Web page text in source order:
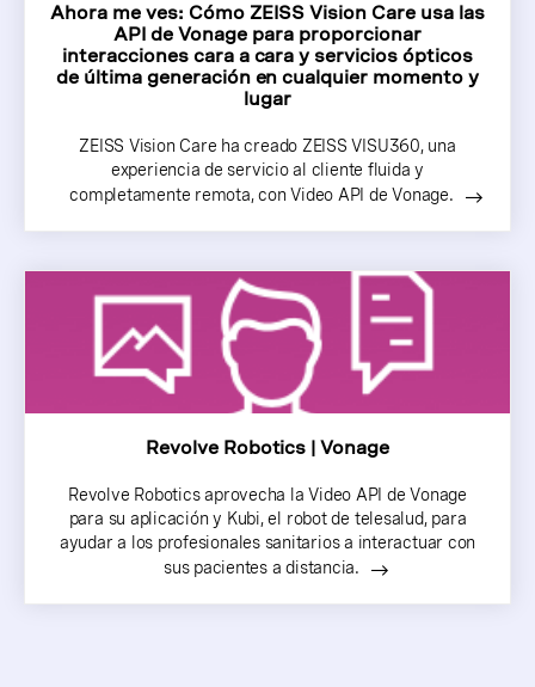
Ahora me ves: Cómo ZEISS Vision Care usa las
API de Vonage para proporcionar
interacciones cara a cara y servicios ópticos
de última generación en cualquier momento y
lugar
ZEISS Vision Care ha creado ZEISS VISU360, una
experiencia de servicio al cliente fluida y
completamente remota, con Video API de Vonage.
Revolve Robotics | Vonage
Revolve Robotics aprovecha la Video API de Vonage
para su aplicación y Kubi, el robot de telesalud, para
ayudar a los profesionales sanitarios a interactuar con
sus pacientes a distancia.